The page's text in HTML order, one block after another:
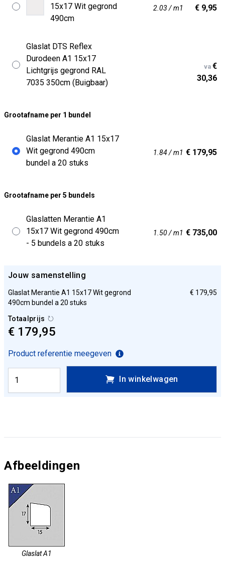
15x17 Wit gegrond
490cm
2.03 / m1 € 9,95
Glaslat DTS Reflex
Durodeen A1 15x17
Lichtgrijs gegrond RAL
7035 350cm (Buigbaar)
va €
30,36
Grootafname per 1 bundel
Glaslat Merantie A1 15x17
Wit gegrond 490cm
bundel a 20 stuks
1.84 / m1 € 179,95
Grootafname per 5 bundels
Glaslatten Merantie A1
15x17 Wit gegrond 490cm
- 5 bundels a 20 stuks
1.50 / m1 € 735,00
Jouw samenstelling
Glaslat Merantie A1 15x17 Wit gegrond
490cm bundel a 20 stuks
€ 179,95
Totaalprijs
€ 179,95
Product referentie meegeven
In winkelwagen
Afbeeldingen
Glaslat A1